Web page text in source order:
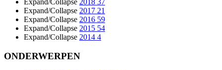
Expand/Collapse 2018 37
Expand/Collapse 2017 21
Expand/Collapse 2016 59
Expand/Collapse 2015 54
Expand/Collapse 2014 4
ONDERWERPEN